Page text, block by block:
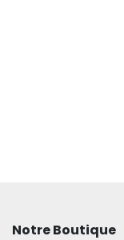
Notre Boutique